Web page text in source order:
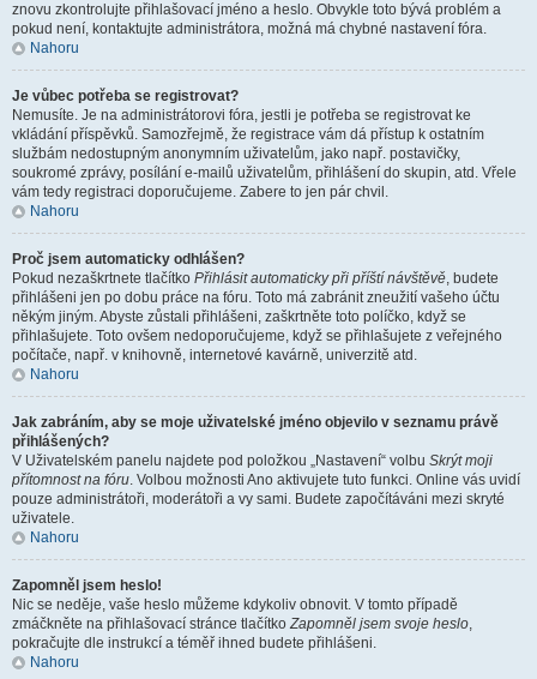
znovu zkontrolujte přihlašovací jméno a heslo. Obvykle toto bývá problém a
pokud není, kontaktujte administrátora, možná má chybné nastavení fóra.
Nahoru
Je vůbec potřeba se registrovat?
Nemusíte. Je na administrátorovi fóra, jestli je potřeba se registrovat ke
vkládání příspěvků. Samozřejmě, že registrace vám dá přístup k ostatním
službám nedostupným anonymním uživatelům, jako např. postavičky,
soukromé zprávy, posílání e-mailů uživatelům, přihlášení do skupin, atd. Vřele
vám tedy registraci doporučujeme. Zabere to jen pár chvil.
Nahoru
Proč jsem automaticky odhlášen?
Pokud nezaškrtnete tlačítko Přihlásit automaticky při příští návštěvě, budete
přihlášeni jen po dobu práce na fóru. Toto má zabránit zneužití vašeho účtu
někým jiným. Abyste zůstali přihlášeni, zaškrtněte toto políčko, když se
přihlašujete. Toto ovšem nedoporučujeme, když se přihlašujete z veřejného
počítače, např. v knihovně, internetové kavárně, univerzitě atd.
Nahoru
Jak zabráním, aby se moje uživatelské jméno objevilo v seznamu právě
přihlášených?
V Uživatelském panelu najdete pod položkou „Nastavení“ volbu Skrýt moji
přítomnost na fóru. Volbou možnosti Ano aktivujete tuto funkci. Online vás uvidí
pouze administrátoři, moderátoři a vy sami. Budete započítáváni mezi skryté
uživatele.
Nahoru
Zapomněl jsem heslo!
Nic se neděje, vaše heslo můžeme kdykoliv obnovit. V tomto případě
zmáčkněte na přihlašovací stránce tlačítkoZapomněl jsem svoje heslo,
pokračujte dle instrukcí a téměř ihned budete přihlášeni.
Nahoru